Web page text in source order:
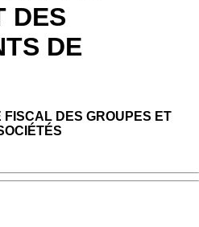
DES
DE
FISCAL DES GROUPES ET